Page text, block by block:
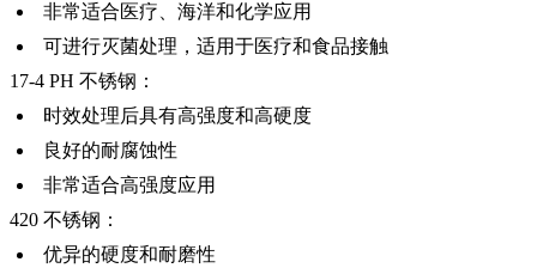
非常适合医疗、海洋和化学应用
可进行灭菌处理，适用于医疗和食品接触
17-4 PH 不锈钢：
时效处理后具有高强度和高硬度
良好的耐腐蚀性
非常适合高强度应用
420 不锈钢：
优异的硬度和耐磨性